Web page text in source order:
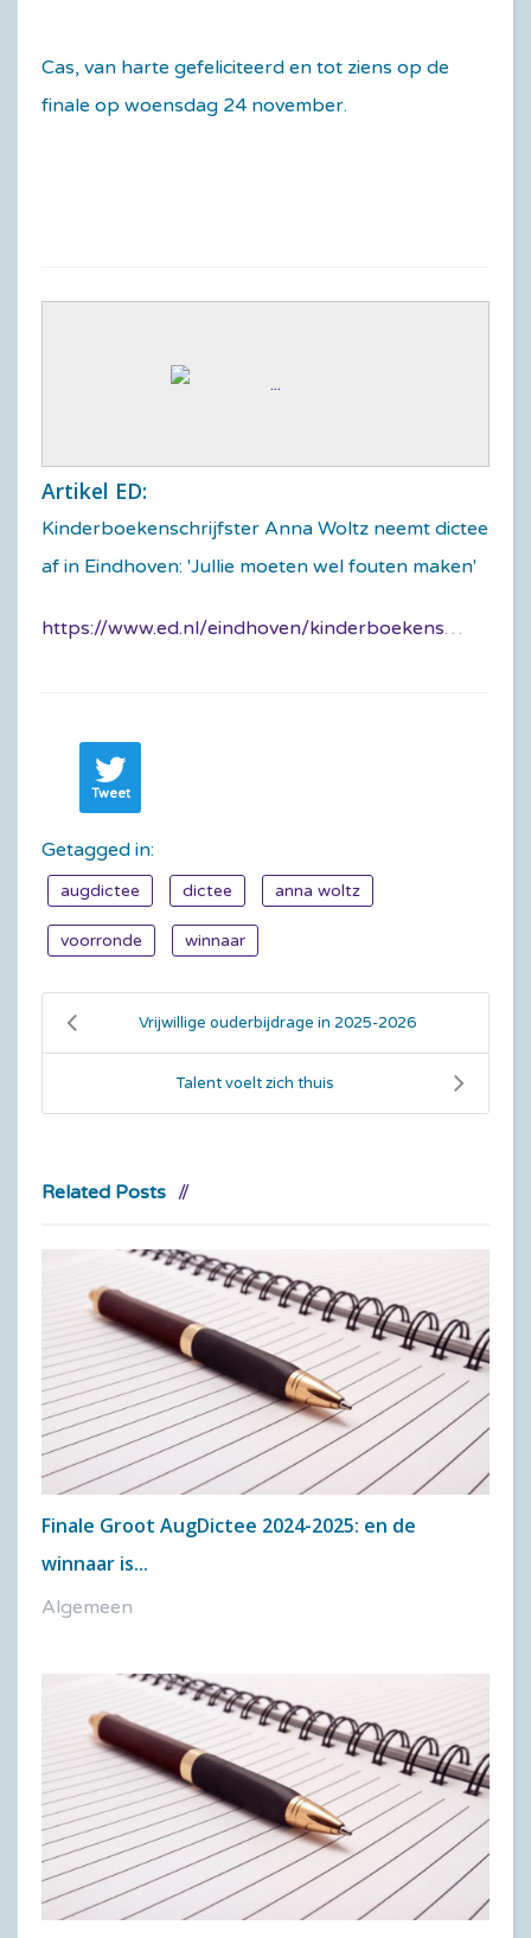
Cas, van harte gefeliciteerd en tot ziens op de
finale op woensdag 24 november.
Artikel ED:
Kinderboekenschrijfster Anna Woltz neemt dictee
af in Eindhoven: 'Jullie moeten wel fouten maken'
https://www.ed.nl/eindhoven/kinderboekenschrijfster-anna-woltz-neemt-dictee-af-in-eindhoven-jullie-moeten-wel-fouten-maken~a97a7427/
Tweet
Getagged in:
augdictee dictee anna woltz
voorronde winnaar
Vrijwillige ouderbijdrage in 2025-2026
Talent voelt zich thuis
Related Posts
Finale Groot AugDictee 2024-2025: en de
winnaar is...
Algemeen